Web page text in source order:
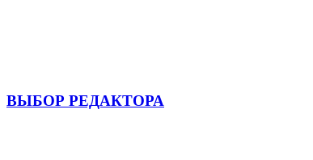
ВЫБОР РЕДАКТОРА